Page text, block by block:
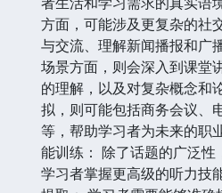
方面，可能涉及更复杂的社
与交流、理解新闻播报和广
场景方面，则会深入到课堂
的理解，以及对复杂概念和
拟，则可能包括商务会议、
等，帮助学习者为未来的职
能训练： 除了话题的广泛
学习者掌握更高级的听力技